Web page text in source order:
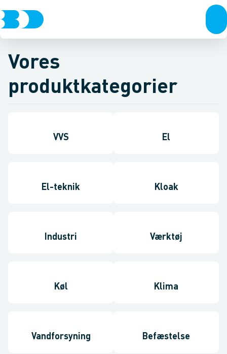
Vores
produktkategorier
VVS El
El-teknik Kloak
Industri Værktøj
Køl Klima
Vandforsyning Befæstelse